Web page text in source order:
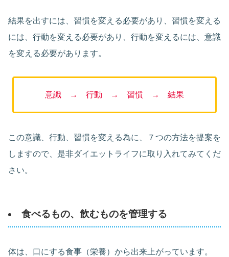
結果を出すには、習慣を変える必要があり、習慣を変える
には、行動を変える必要があり、行動を変えるには、意識
を変える必要があります。
意識 → 行動 → 習慣 → 結果
この意識、行動、習慣を変える為に、７つの方法を提案を
しますので、是非ダイエットライフに取り入れてみてくだ
さい。
食べるもの、飲むものを管理する
体は、口にする食事（栄養）から出来上がっています。